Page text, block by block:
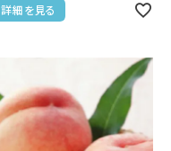
詳細を見る